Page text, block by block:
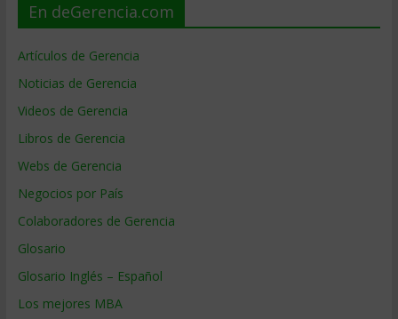
En deGerencia.com
Artículos de Gerencia
Noticias de Gerencia
Videos de Gerencia
Libros de Gerencia
Webs de Gerencia
Negocios por País
Colaboradores de Gerencia
Glosario
Glosario Inglés – Español
Los mejores MBA